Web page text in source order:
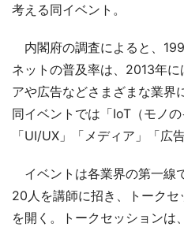
考える同イベント。
内閣府の調査によると、
ネットの普及率は、2013年
アや広告などさまざまな業界
同イベントでは「IoT（モノの
「UI/UX」「メディア」「広
イベントは各業界の第一線
20人を講師に招き、トーク
を開く。トークセッションは